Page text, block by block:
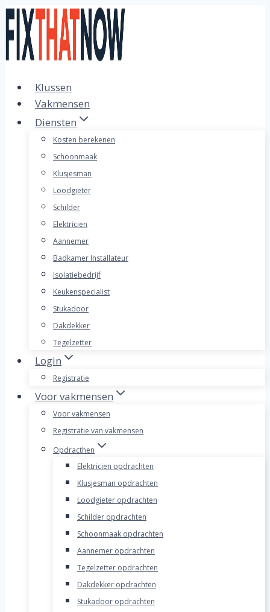
Doorgaan
naar
inhoud
Klussen
Vakmensen
Diensten
Kosten berekenen
Schoonmaak
Klusjesman
Loodgieter
Schilder
Elektricien
Aannemer
Badkamer Installateur
Isolatiebedrijf
Keukenspecialist
Stukadoor
Dakdekker
Tegelzetter
Login
Registratie
Voor vakmensen
Voor vakmensen
Registratie van vakmensen
Opdracthen
Elektricien opdrachten
Klusjesman opdrachten
Loodgieter opdrachten
Schilder opdrachten
Schoonmaak opdrachten
Aannemer opdrachten
Tegelzetter opdrachten
Dakdekker opdrachten
Stukadoor opdrachten